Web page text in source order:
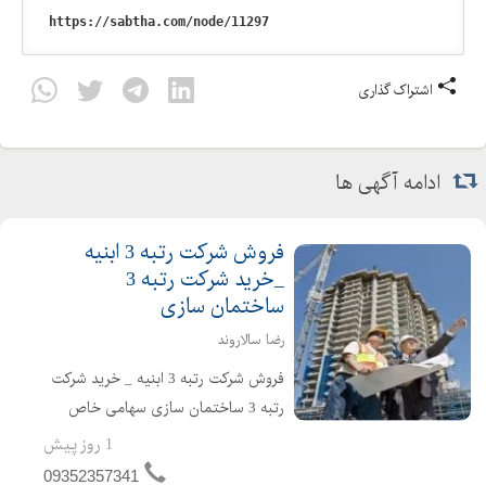
اشتراک گذاری
ادامه آگهی ها
فروش شرکت رتبه 3 ابنیه
_خرید شرکت رتبه 3
ساختمان سازی
رضا سالاروند
فروش شرکت رتبه 3 ابنیه _ خرید شرکت
رتبه 3 ساختمان سازی سهامی خاص
دارای اعتبار ساجاتی و ساجاری فاقد
بدهی مالیاتی و بیمه ارزش افزوده مفاصا
1 روز پیش
09352357341